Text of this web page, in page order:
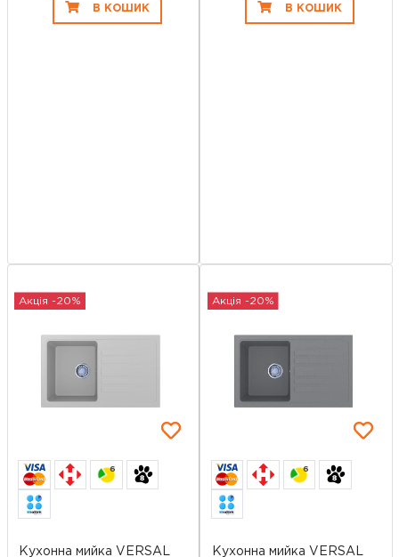
В КОШИК В КОШИК
Акція -20%
6
Кухонна мийка VERSAL
Акція -20%
6
Кухонна мийка VERSAL